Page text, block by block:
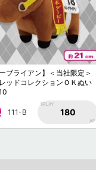
ーブライアン】＜当社限定＞
ッドコレクションＯＫぬい
111-B
1PLAY
180
AP